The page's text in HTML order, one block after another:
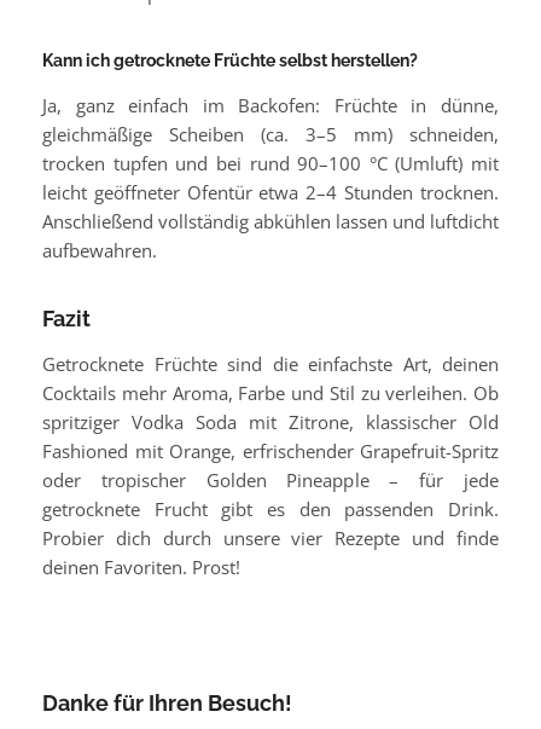
Kann ich getrocknete Früchte selbst herstellen?
Ja, ganz einfach im Backofen: Früchte in dünne,
gleichmäßige Scheiben (ca. 3–5 mm) schneiden,
trocken tupfen und bei rund 90–100 °C (Umluft) mit
leicht geöffneter Ofentür etwa 2–4 Stunden trocknen.
Anschließend vollständig abkühlen lassen und luftdicht
aufbewahren.
Fazit
Getrocknete Früchte sind die einfachste Art, deinen
Cocktails mehr Aroma, Farbe und Stil zu verleihen. Ob
spritziger Vodka Soda mit Zitrone, klassischer Old
Fashioned mit Orange, erfrischender Grapefruit-Spritz
oder tropischer Golden Pineapple – für jede
getrocknete Frucht gibt es den passenden Drink.
Probier dich durch unsere vier Rezepte und finde
deinen Favoriten. Prost!
Danke für Ihren Besuch!